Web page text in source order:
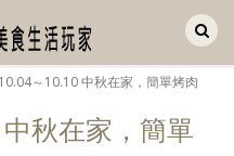
～10.10 中秋在家，簡單烤肉
秋在家，簡單